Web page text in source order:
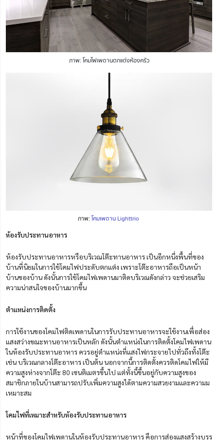
ภาพ: โคมไฟเพดานตกแต่งห้องครัว
ภาพ:โคมเพดาน Lighttrio
ห้องรับประทานอาหาร
ห้องรับประทานอาหารหรือบริเวณโต๊ะทานอาหาร เป็นอีกหนึ่งพื้นที่ของ
บ้านที่นิยมในการใช้โคมไฟประดับตกแต่ง เพราะโต๊ะอาหารถือเป็นหน้า
บ้านของบ้าน ดังนั้นการใช้โคมไฟเพดานมาติดบริเวณดังกล่าว จะช่วยเสริม
ความน่าสนใจของบ้านมากขึ้น
ตำแหน่งการติดตั้ง
การใช้งานของโคมไฟติดเพดานในการรับประทานอาหารจะใช้งานเพื่อส่อง
แสงสว่างขณะทานอาหารเป็นหลัก ดังนั้นตำแหน่งในการติดตั้งโคมไฟเพดาน
ในห้องรับประทานอาหาร ควรอยู่ตำแหน่งที่แสงไฟกระจายไปทั่วถึงทั้งโต๊ะ
เช่น บริเวณกลางโต๊ะอาหาร เป็นต้น นอกจากนี้การติดตั้งควรติดโคมไฟให้มี
ความสูงห่างจากโต๊ะ 80 เซนติเมตรขึ้นไป แต่ทั้งนี้ขึ้นอยู่กับความสูงของ
สมาชิกภายในบ้านสามารถปรับเพิ่มความสูงได้ตามความสวยงามและความม
เหมาะสม
โคมไฟที่เหมาะสำหรับห้องรับประทานอาหาร
หน้าที่ของโคมไฟเพดานในห้องรับประทานอาหาร คือการส่องแสงสร้างบรร